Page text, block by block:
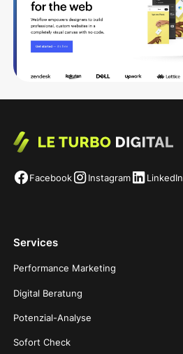
Le Turbo Redaktion
24 Jul 26 • 5 min Lesezeit
Facebook Instagram LinkedIn
Services
Performance Marketing
Digital Beratung
Potenzial-Analyse
Sofort Check